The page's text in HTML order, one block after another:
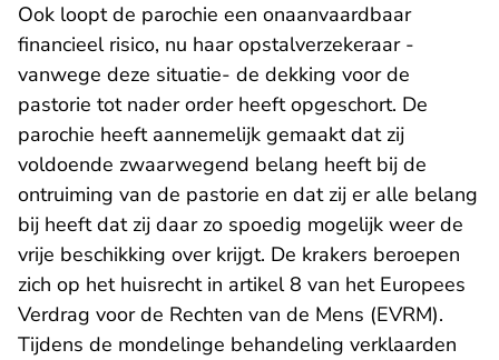
Ook loopt de parochie een onaanvaardbaar
financieel risico, nu haar opstalverzekeraar -
vanwege deze situatie- de dekking voor de
pastorie tot nader order heeft opgeschort. De
parochie heeft aannemelijk gemaakt dat zij
voldoende zwaarwegend belang heeft bij de
ontruiming van de pastorie en dat zij er alle belang
bij heeft dat zij daar zo spoedig mogelijk weer de
vrije beschikking over krijgt. De krakers beroepen
zich op het huisrecht in artikel 8 van het Europees
Verdrag voor de Rechten van de Mens (EVRM).
Tijdens de mondelinge behandeling verklaarden